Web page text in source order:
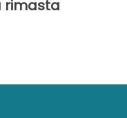
rimasta